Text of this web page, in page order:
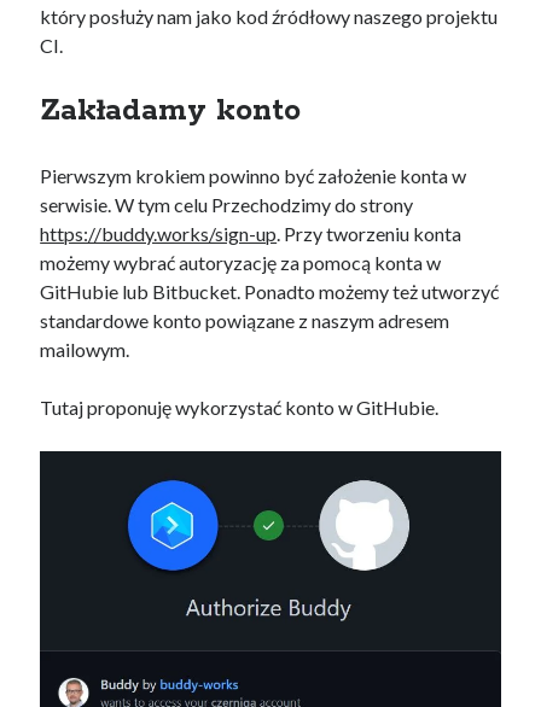
który posłuży nam jako kod źródłowy naszego projektu
CI.
Zakładamy konto
Pierwszym krokiem powinno być założenie konta w
serwisie. W tym celu Przechodzimy do strony
https://buddy.works/sign-up. Przy tworzeniu konta
możemy wybrać autoryzację za pomocą konta w
GitHubie lub Bitbucket. Ponadto możemy też utworzyć
standardowe konto powiązane z naszym adresem
mailowym.
Tutaj proponuję wykorzystać konto w GitHubie.